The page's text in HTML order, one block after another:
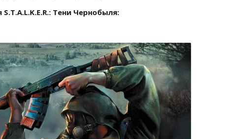
Тени Чернобыля: